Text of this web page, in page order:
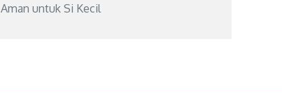
Aman untuk Si Kecil